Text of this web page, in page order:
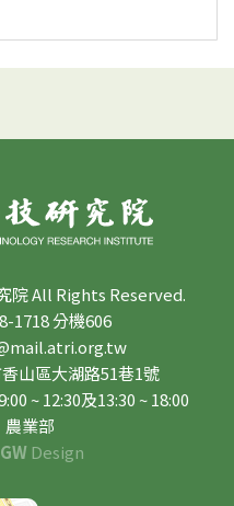
院 All Rights Reserved.
1718 分機606
山區大湖路51巷1號
~ 12:30及13:30 ~ 18:00
農業部
GWDesign